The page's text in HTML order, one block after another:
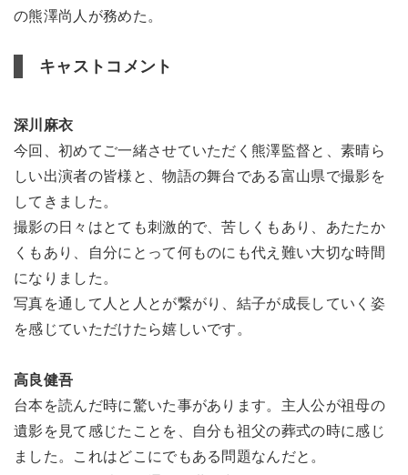
の熊澤尚人が務めた。
キャストコメント
深川麻衣
今回、初めてご一緒させていただく熊澤監督と、素晴ら
しい出演者の皆様と、物語の舞台である富山県で撮影を
してきました。
撮影の日々はとても刺激的で、苦しくもあり、あたたか
くもあり、自分にとって何ものにも代え難い大切な時間
になりました。
写真を通して人と人とが繋がり、結子が成長していく姿
を感じていただけたら嬉しいです。
高良健吾
台本を読んだ時に驚いた事があります。主人公が祖母の
遺影を見て感じたことを、自分も祖父の葬式の時に感じ
ました。これはどこにでもある問題なんだと。